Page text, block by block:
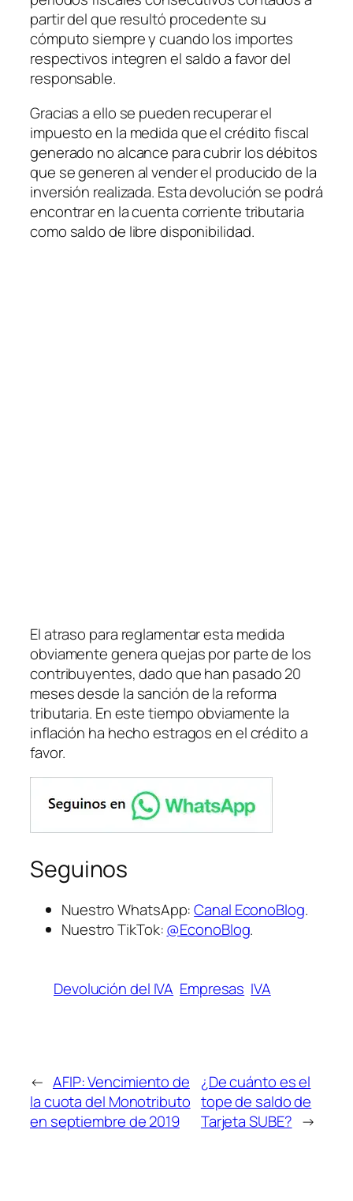
partir del que resultó procedente su
cómputo siempre y cuando los importes
respectivos integren el saldo a favor del
responsable.
Gracias a ello se pueden recuperar el
impuesto en la medida que el crédito fiscal
generado no alcance para cubrir los débitos
que se generen al vender el producido de la
inversión realizada. Esta devolución se podrá
encontrar en la cuenta corriente tributaria
como saldo de libre disponibilidad.
El atraso para reglamentar esta medida
obviamente genera quejas por parte de los
contribuyentes, dado que han pasado 20
meses desde la sanción de la reforma
tributaria. En este tiempo obviamente la
inflación ha hecho estragos en el crédito a
favor.
Seguinos
Nuestro WhatsApp:Canal EconoBlog.
Nuestro TikTok:@EconoBlog.
Devolución del IVA Empresas IVA
← AFIP: Vencimiento de
la cuota del Monotributo
en septiembre de 2019
¿De cuánto es el
tope de saldo de
Tarjeta SUBE? →